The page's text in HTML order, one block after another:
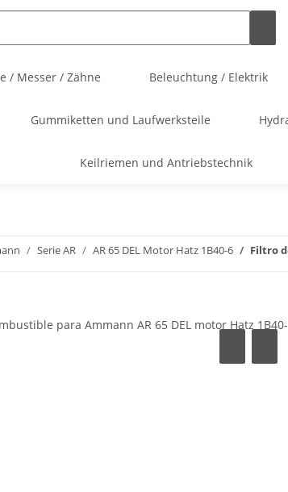
/ Messer / Zähne Beleuchtung / Elektrik
Gummiketten und Laufwerksteile
Keilriemen und Antriebstechnik
Serie AR AR 65 DEL Motor Hatz 1B40-6 Filtro